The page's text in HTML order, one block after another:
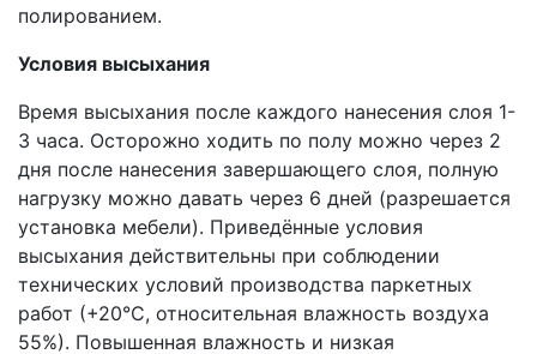
полированием.
Условия высыхания
Время высыхания после каждого нанесения слоя 1-
3 часа. Осторожно ходить по полу можно через 2
дня после нанесения завершающего слоя, полную
нагрузку можно давать через 6 дней (разрешается
установка мебели). Приведённые условия
высыхания действительны при соблюдении
технических условий производства паркетных
работ (+20°С, относительная влажность воздуха
55%). Повышенная влажность и низкая